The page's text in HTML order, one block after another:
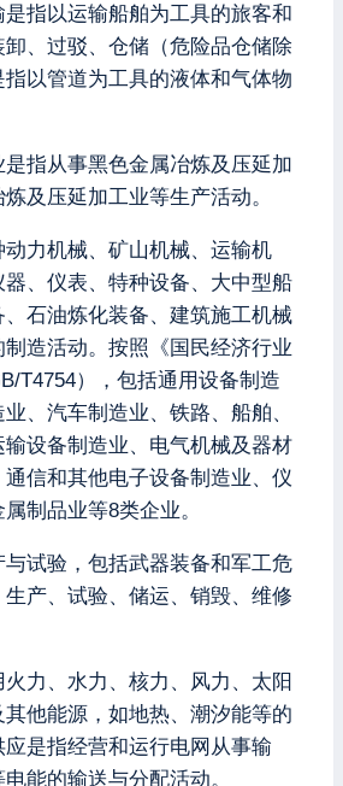
指以运输船舶为工具的旅客和
、过驳、仓储（危险品仓储除
以管道为工具的液体和气体物
指从事黑色金属冶炼及压延加
及压延加工业等生产活动。
力机械、矿山机械、运输机
、仪表、特种设备、大中型船
石油炼化装备、建筑施工机械
造活动。按照《国民经济行业
T4754），包括通用设备制造
、汽车制造业、铁路、船舶、
设备制造业、电气机械及器材
信和其他电子设备制造业、仪
制品业等8类企业。
试验，包括武器装备和军工危
产、试验、储运、销毁、维修
力、水力、核力、风力、太阳
他能源，如地热、潮汐能等的
是指经营和运行电网从事输
能的输送与分配活动。